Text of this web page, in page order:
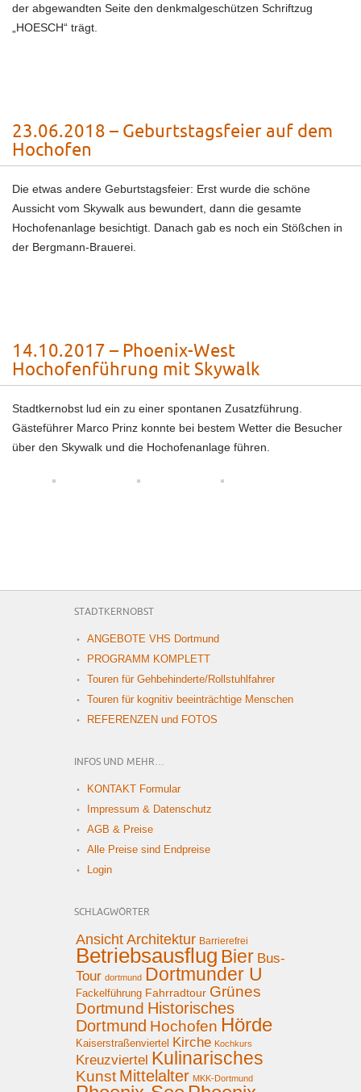
der abgewandten Seite den denkmalgeschützen Schriftzug
„HOESCH“ trägt.
23.06.2018 – Geburtstagsfeier auf dem
Hochofen
Die etwas andere Geburtstagsfeier: Erst wurde die schöne
Aussicht vom Skywalk aus bewundert, dann die gesamte
Hochofenanlage besichtigt. Danach gab es noch ein Stößchen in
der Bergmann-Brauerei.
14.10.2017 – Phoenix-West
Hochofenführung mit Skywalk
Stadtkernobst lud ein zu einer spontanen Zusatzführung.
Gästeführer Marco Prinz konnte bei bestem Wetter die Besucher
über den Skywalk und die Hochofenanlage führen.
STADTKERNOBST
ANGEBOTE VHS Dortmund
PROGRAMM KOMPLETT
Touren für Gehbehinderte/Rollstuhlfahrer
Touren für kognitiv beeinträchtige Menschen
REFERENZEN und FOTOS
INFOS UND MEHR…
KONTAKT Formular
Impressum & Datenschutz
AGB & Preise
Alle Preise sind Endpreise
Login
SCHLAGWÖRTER
Ansicht Architektur Barrierefrei
Betriebsausflug Bier Bus-
Tour dortmund Dortmunder U
Fackelführung Fahrradtour Grünes
Dortmund Historisches
Dortmund Hochofen Hörde
Kaiserstraßenviertel Kirche Kochkurs
Kreuzviertel Kulinarisches
Kunst Mittelalter MKK-Dortmund